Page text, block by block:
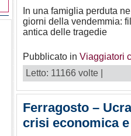
In una famiglia perduta
giorni della vendemmia:
antica delle tragedie
Pubblicato in Viaggiatori
Letto: 11166 volte |
Ferragosto –
crisi economica